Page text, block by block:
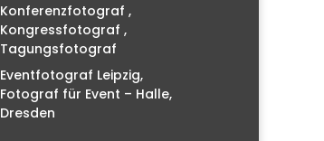
Konferenzfotograf ,
Kongressfotograf ,
Tagungsfotograf
Eventfotograf Leipzig,
Fotograf für Event – Halle,
Dresden